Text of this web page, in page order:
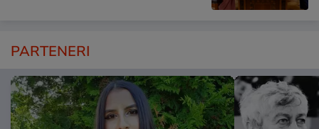
PARTENERI